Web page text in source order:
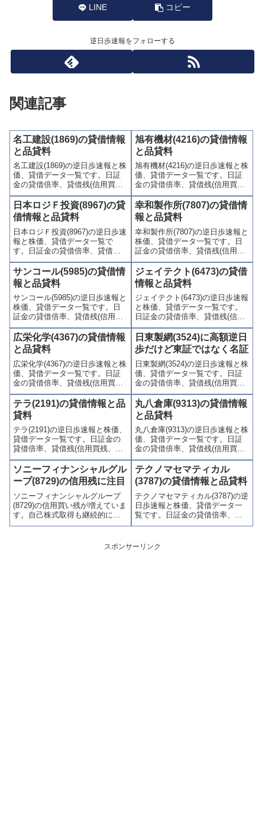
LINE コピー
逆日歩速報をフォローする
関連記事
名工建設(1869)の貸借情報
と品貸料
名工建設(1869)の逆日歩速報と株
価、貸借データ一覧です。日証
金の貸借倍率、貸借残(信用買
残、信用売残)、品貸料(逆日
歩)、東証の週末残高、規制(注意
喚起・申込停止)など、空売り関
連情報を集計し、図解でわかり
やすくまとめて掲載していま
す。
旭有機材(4216)の貸借情報
と品貸料
旭有機材(4216)の逆日歩速報と株
価、貸借データ一覧です。日証
金の貸借倍率、貸借残(信用買
残、信用売残)、品貸料(逆日
歩)、東証の週末残高、規制(注意
喚起・申込停止)など、空売り関
連情報を集計し、図解でわかり
やすくまとめて掲載していま
す。
日本ロジＦ投資(8967)の貸
借情報と品貸料
日本ロジＦ投資(8967)の逆日歩速
報と株価、貸借データ一覧で
す。日証金の貸借倍率、貸借残
(信用買残、信用売残)、品貸料
(逆日歩)、東証の週末残高、規制
(注意喚起・申込停止)など、空売
り関連情報を集計し、図解でわ
かりやすくまとめて掲載してい
ます。
幸和製作所(7807)の貸借情
報と品貸料
幸和製作所(7807)の逆日歩速報と
株価、貸借データ一覧です。日
証金の貸借倍率、貸借残(信用買
残、信用売残)、品貸料(逆日
歩)、東証の週末残高、規制(注意
喚起・申込停止)など、空売り関
連情報を集計し、図解でわかり
やすくまとめて掲載していま
す。
サンコール(5985)の貸借情
報と品貸料
サンコール(5985)の逆日歩速報と
株価、貸借データ一覧です。日
証金の貸借倍率、貸借残(信用買
残、信用売残)、品貸料(逆日
歩)、東証の週末残高、規制(注意
喚起・申込停止)など、空売り関
連情報を集計し、図解でわかり
やすくまとめて掲載していま
す。
ジェイテクト(6473)の貸借
情報と品貸料
ジェイテクト(6473)の逆日歩速報
と株価、貸借データ一覧です。
日証金の貸借倍率、貸借残(信用
買残、信用売残)、品貸料(逆日
歩)、東証の週末残高、規制(注意
喚起・申込停止)など、空売り関
連情報を集計し、図解でわかり
やすくまとめて掲載していま
す。
広栄化学(4367)の貸借情報
と品貸料
広栄化学(4367)の逆日歩速報と株
価、貸借データ一覧です。日証
金の貸借倍率、貸借残(信用買
残、信用売残)、品貸料(逆日
歩)、東証の週末残高、規制(注意
喚起・申込停止)など、空売り関
連情報を集計し、図解でわかり
やすくまとめて掲載していま
す。
日東製網(3524)に高額逆日
歩だけど東証ではなく名証
日東製網(3524)の逆日歩速報と株
価、貸借データ一覧です。日証
金の貸借倍率、貸借残(信用買
残、信用売残)、品貸料(逆日
歩)、東証の週末残高、規制(注意
喚起・申込停止)など、空売り関
連情報を集計し、図解でわかり
やすくまとめて掲載していま
す。
テラ(2191)の貸借情報と品
貸料
テラ(2191)の逆日歩速報と株価、
貸借データ一覧です。日証金の
貸借倍率、貸借残(信用買残、信
用売残)、品貸料(逆日歩)、東証
の週末残高、規制(注意喚起・申
込停止)など、空売り関連情報を
集計し、図解でわかりやすくま
とめて掲載しています。
丸八倉庫(9313)の貸借情報
と品貸料
丸八倉庫(9313)の逆日歩速報と株
価、貸借データ一覧です。日証
金の貸借倍率、貸借残(信用買
残、信用売残)、品貸料(逆日
歩)、東証の週末残高、規制(注意
喚起・申込停止)など、空売り関
連情報を集計し、図解でわかり
やすくまとめて掲載していま
す。
ソニーフィナンシャルグル
ープ(8729)の信用残に注目
ソニーフィナンシャルグループ
(8729)の信用買い残が増えていま
す。自己株式取得も継続的に行
っていますが、株価の反応はい
テクノマセマティカル
(3787)の貸借情報と品貸料
テクノマセマティカル(3787)の逆
日歩速報と株価、貸借データ一
覧です。日証金の貸借倍率、貸
借残(信用買残、信用売残)、品貸
制(注意喚起・申込停止)など、空
売り関連情報を集計し、図解で
スポンサーリンク